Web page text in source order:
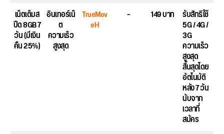
เน็ตเต็มส
ปีด 8GB 7
วัน (มีเงิน
คืน 25%)
อินเทอร์เน็
ต
ความเร็ว
สูงสุด
TrueMov
eH
– 149 บาท รับสิทธิใช้
5G / 4G /
3G
ความเร็ว
สูงสุด
สิ้นสุดโดย
อัตโนมัติ
หลัง 7 วัน
นับจาก
เวลาที่
สมัคร